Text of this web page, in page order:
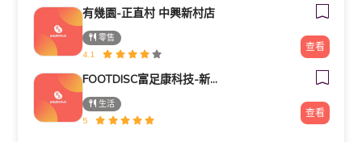
有幾園-正直村 中興新村店
零售
4.1
查看
FOOTDISC富足康科技-新光三越-桃園站前店
生活
5
查看